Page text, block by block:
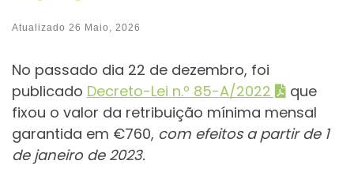
Atualizado 26 Maio, 2026
No passado dia 22 de dezembro, foi
publicado Decreto-Lei n.º 85-A/2022
que
fixou o valor da retribuição mínima mensal
garantida em €760, com efeitos a partir de 1
de janeiro de 2023.